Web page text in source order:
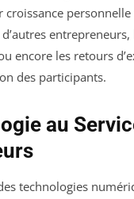
croissance
d’autres
encore les retours
des participants.
au
technologies